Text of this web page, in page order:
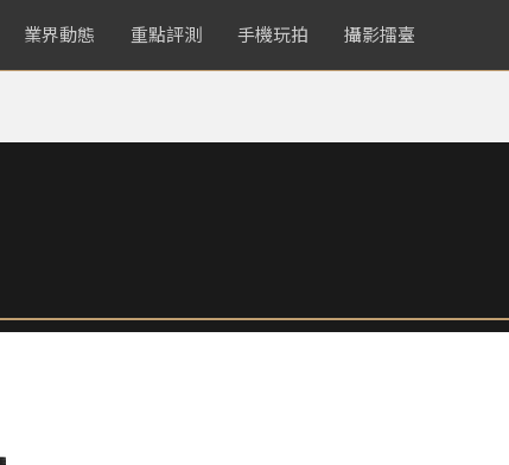
業界動態 重點評測 手機玩拍 攝影擂臺